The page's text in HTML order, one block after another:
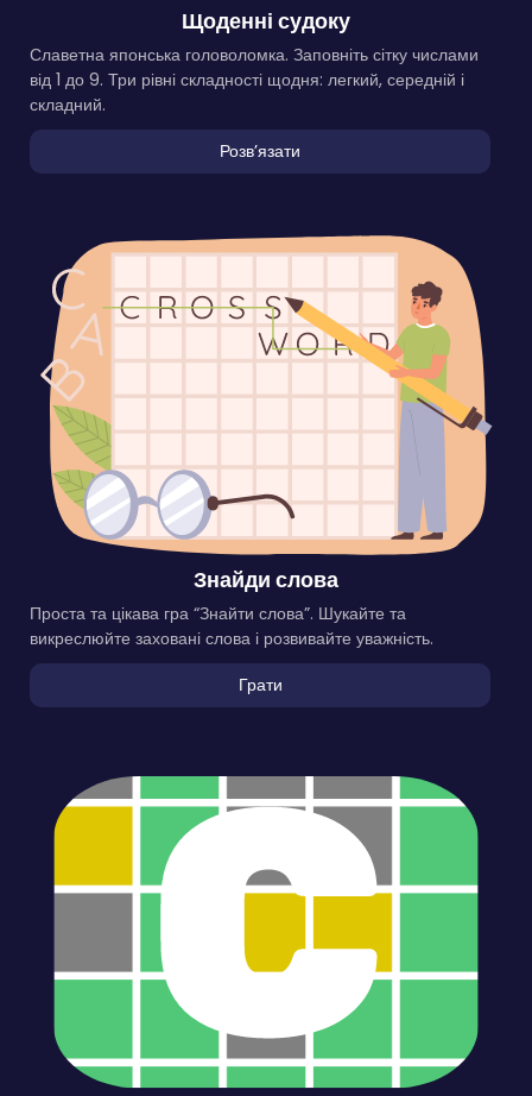
Щоденні судоку
Славетна японська головоломка. Заповніть сітку числами
від 1 до 9. Три рівні складності щодня: легкий, середній і
складний.
Розвʼязати
Знайди слова
Проста та цікава гра “Знайти слова”. Шукайте та
викреслюйте заховані слова і розвивайте уважність.
Грати